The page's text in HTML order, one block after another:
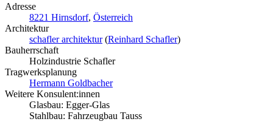
Adresse
8221 Hirnsdorf, Österreich
Architektur
schafler architektur(Reinhard Schafler)
Bauherrschaft
Holzindustrie Schafler
Tragwerksplanung
Hermann Goldbacher
Weitere Konsulent:innen
Glasbau: Egger-Glas
Stahlbau: Fahrzeugbau Tauss